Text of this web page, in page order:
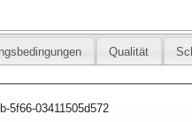
Qualität
5f66-03411505d572